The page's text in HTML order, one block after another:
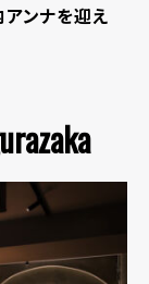
ンナを迎え